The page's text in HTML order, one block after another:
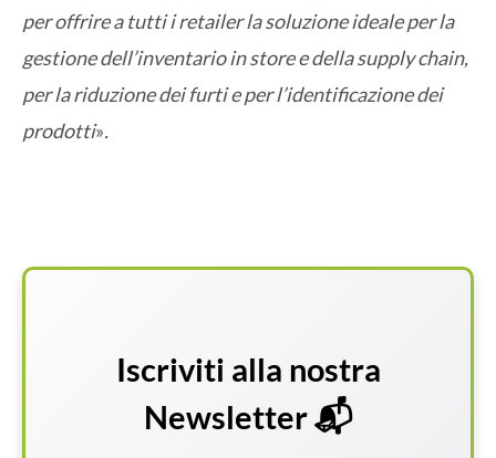
per offrire a tutti i retailer la soluzione ideale per la
gestione dell’inventario in store e della supply chain,
per la riduzione dei furti e per l’identificazione dei
prodotti».
Iscriviti alla nostra
Newsletter 📬